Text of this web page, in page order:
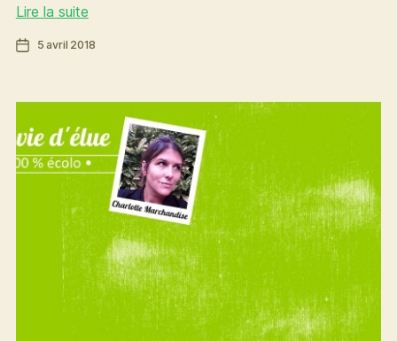
Lire la suiteFaire
notre
territoire
zéro
carbone
Date5 avril 2018